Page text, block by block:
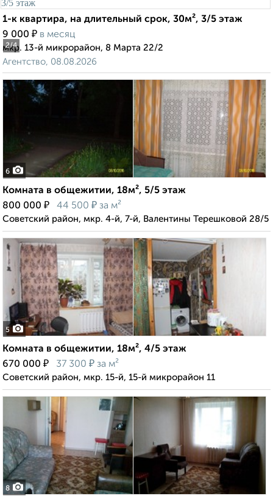
2/4
1-к квартира, на длительный срок, 30м², 3/5 этаж
9 000 ₽ в месяц
мкр. 13-й микрорайон, 8 Марта 22/2
Агентство, 08.08.2026
6
Комната в общежитии, 18м², 5/5 этаж
800 000 ₽ 44 500 ₽ за м²
Советский район, мкр. 4-й, 7-й, Валентины Терешковой 28/5
5
Комната в общежитии, 18м², 4/5 этаж
670 000 ₽ 37 300 ₽ за м²
Советский район, мкр. 15-й, 15-й микрорайон 11
8